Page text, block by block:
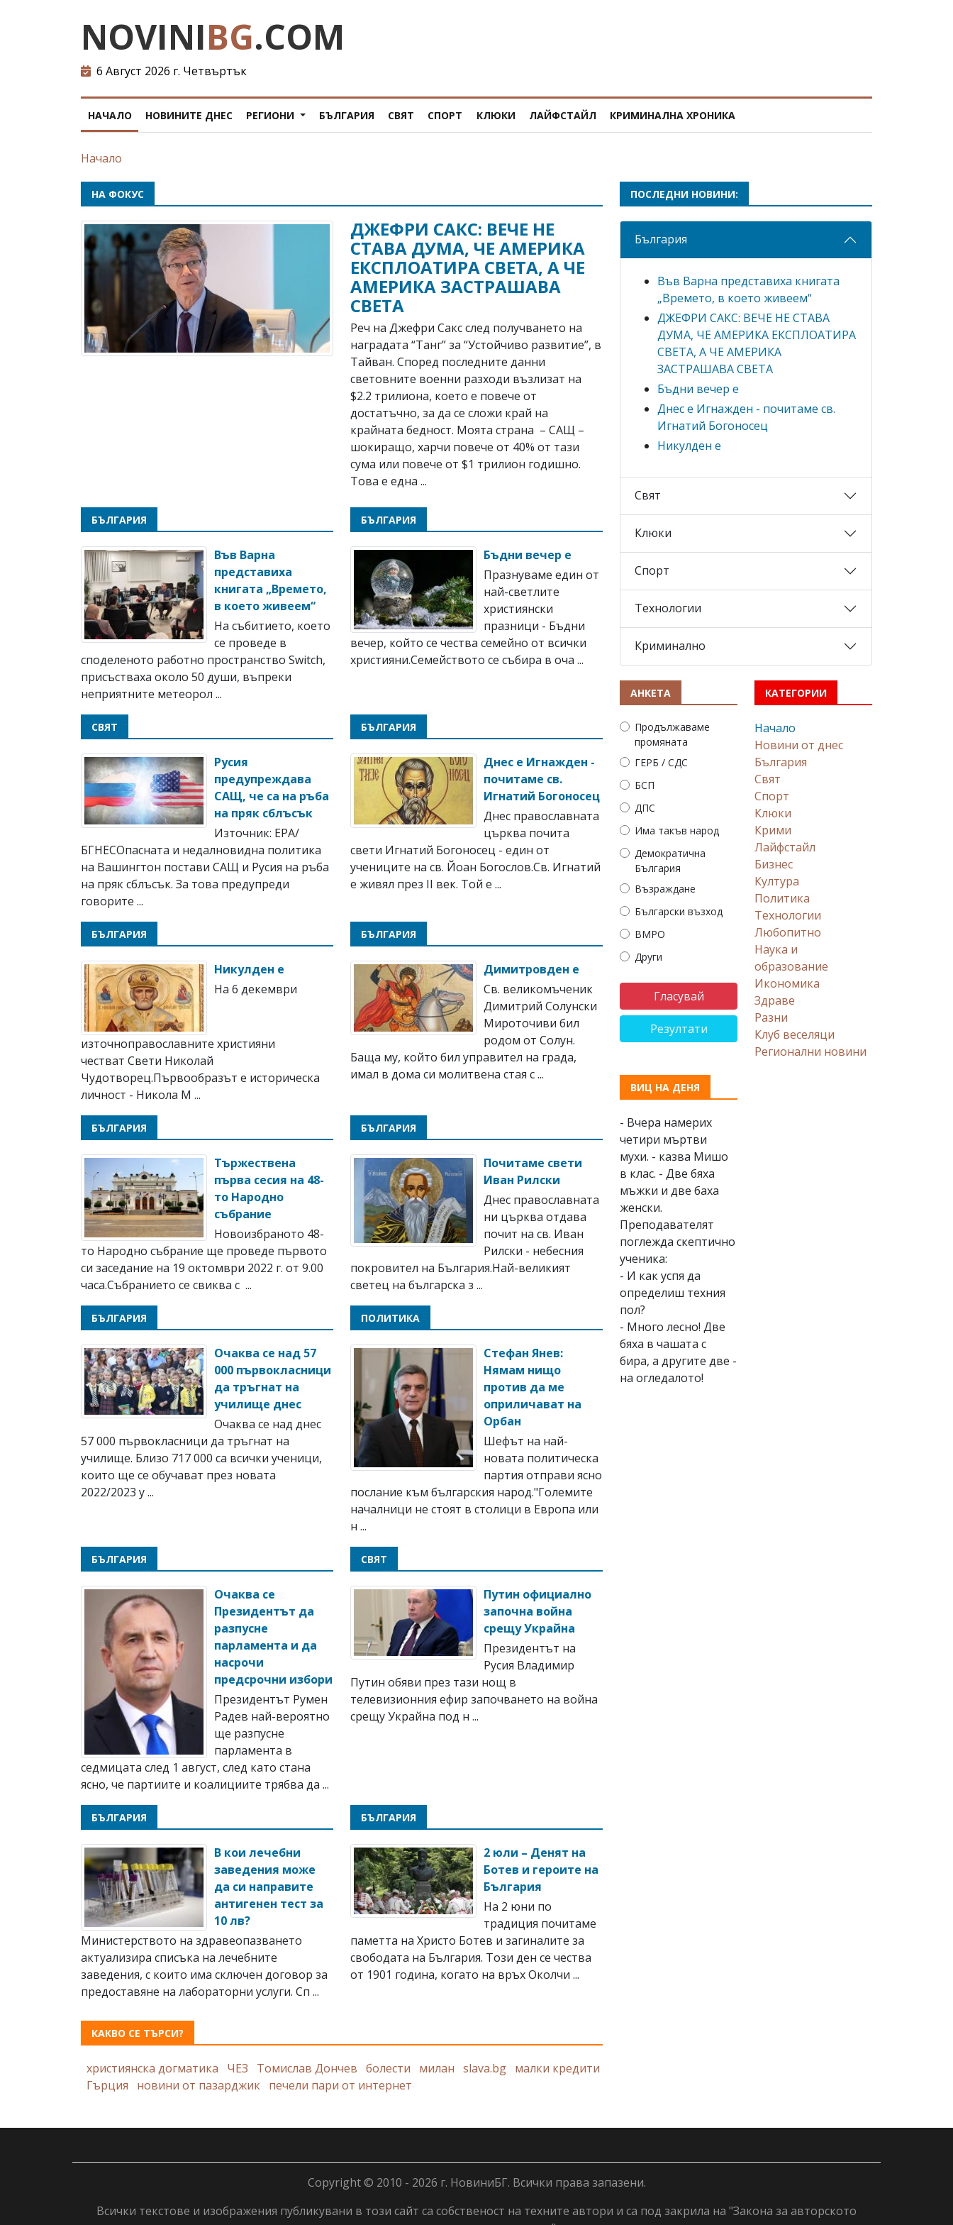
NOVINIBG.COM
6 Август 2026 г. Четвъртък
НАЧАЛО НОВИНИТЕ ДНЕС РЕГИОНИ БЪЛГАРИЯ СВЯТ СПОРТ КЛЮКИ ЛАЙФСТАЙЛ КРИМИНАЛНА ХРОНИКА
Начало
НА ФОКУС
ДЖЕФРИ САКС: ВЕЧЕ НЕ
СТАВА ДУМА, ЧЕ АМЕРИКА
ЕКСПЛОАТИРА СВЕТА, А ЧЕ
АМЕРИКА ЗАСТРАШАВА
СВЕТА
Реч на Джефри Сакс след получването на
наградата “Танг” за “Устойчиво развитие”, в
Тайван. Според последните данни
световните военни разходи възлизат на
$2.2 трилиона, което е повече от
достатъчно, за да се сложи край на
крайната бедност. Моята страна – САЩ –
шокиращо, харчи повече от 40% от тази
сума или повече от $1 трилион годишно.
Това е една ...
БЪЛГАРИЯ
Във Варна
представиха
книгата „Времето,
в което живеем“
На събитието, което
се проведе в
споделеното работно пространство Switch,
присъстваха около 50 души, въпреки
неприятните метеорол ...
БЪЛГАРИЯ
Бъдни вечер е
Празнуваме един от
най-светлите
християнски
празници - Бъдни
вечер, който се чества семейно от всички
християни.Семейството се събира в оча ...
СВЯТ
Русия
предупреждава
САЩ, че са на ръба
на пряк сблъсък
Източник: EPA/
БГНЕСОпасната и недалновидна политика
на Вашингтон постави САЩ и Русия на ръба
на пряк сблъсък. За това предупреди
говорите ...
БЪЛГАРИЯ
Днес е Игнажден -
почитаме св.
Игнатий Богоносец
Днес православната
църква почита
свети Игнатий Богоносец - един от
учениците на св. Йоан Богослов.Св. Игнатий
е живял през ІІ век. Той е ...
БЪЛГАРИЯ
Никулден е
На 6 декември
източноправославните християни
честват Свeти Николай
Чудотворец.Първообразът е историческа
личност - Никола М ...
БЪЛГАРИЯ
Димитровден е
Св. великомъченик
Димитрий Солунски
Мироточиви бил
родом от Солун.
Баща му, който бил управител на града,
имал в дома си молитвена стая с ...
БЪЛГАРИЯ
Тържествена
първа сесия на 48-
то Народно
събрание
Новоизбраното 48-
то Народно събрание ще проведе първото
си заседание на 19 октомври 2022 г. от 9.00
часа.Събранието се свиква с ...
БЪЛГАРИЯ
Почитаме свети
Иван Рилски
Днес православната
ни църква отдава
почит на св. Иван
Рилски - небесния
покровител на България.Най-великият
светец на българска з ...
БЪЛГАРИЯ
Очаква се над 57
000 първокласници
да тръгнат на
училище днес
Очаква се над днес
57 000 първокласници да тръгнат на
училище. Близо 717 000 са всички ученици,
които ще се обучават през новата
2022/2023 у ...
ПОЛИТИКА
Стефан Янев:
Нямам нищо
против да ме
оприличават на
Орбан
Шефът на най-
новата политическа
партия отправи ясно
послание към българския народ."Големите
началници не стоят в столици в Европа или
н ...
БЪЛГАРИЯ
Очаква се
Президентът да
разпусне
парламента и да
насрочи
предсрочни избори
Президентът Румен
Радев най-вероятно
ще разпусне
парламента в
седмицата след 1 август, след като стана
ясно, че партиите и коалициите трябва да ...
СВЯТ
Путин официално
започна война
срещу Украйна
Президентът на
Русия Владимир
Путин обяви през тази нощ в
телевизионния ефир започването на война
срещу Украйна под н ...
БЪЛГАРИЯ
В кои лечебни
заведения може
да си направите
антигенен тест за
10 лв?
Министерството на здравеопазването
актуализира списъка на лечебните
заведения, с които има сключен договор за
предоставяне на лабораторни услуги. Сп ...
БЪЛГАРИЯ
2 юли – Денят на
Ботев и героите на
България
На 2 юни по
традиция почитаме
паметта на Христо Ботев и загиналите за
свободата на България. Този ден се чества
от 1901 година, когато на връх Околчи ...
КАКВО СЕ ТЪРСИ?
християнска догматика ЧЕЗ Томислав Дончев болести милан slava.bg малки кредити
Гърция
новини от пазарджик печели пари от интернет
ПОСЛЕДНИ НОВИНИ:
България
Във Варна представиха книгата
„Времето, в което живеем“
ДЖЕФРИ САКС: ВЕЧЕ НЕ СТАВА
ДУМА, ЧЕ АМЕРИКА ЕКСПЛОАТИРА
СВЕТА, А ЧЕ АМЕРИКА
ЗАСТРАШАВА СВЕТА
Бъдни вечер е
Днес е Игнажден - почитаме св.
Игнатий Богоносец
Никулден е
Свят
Клюки
Спорт
Технологии
Криминално
АНКЕТА
Продължаваме
промяната
ГЕРБ / СДС
БСП
ДПС
Има такъв народ
Демократична
България
Възраждане
Български възход
ВМРО
Други
Резултати
КАТЕГОРИИ
Начало
Новини от днес
България
Свят
Спорт
Клюки
Крими
Лайфстайл
Бизнес
Култура
Политика
Технологии
Любопитно
Наука и
образование
Икономика
Здраве
Разни
Клуб веселяци
Регионални новини
ВИЦ НА ДЕНЯ
- Вчера намерих
четири мъртви
мухи. - казва Мишо
в клас. - Две бяха
мъжки и две баха
женски.
Преподавателят
поглежда скептично
ученика:
- И как успя да
определиш техния
пол?
- Много лесно! Две
бяха в чашата с
бира, а другите две -
на огледалото!
Copyright © 2010 - 2026 г. НовиниБГ. Всички права запазени.
Всички текстове и изображения публикувани в този сайт са собственост на техните автори и са под закрила на "Закона за авторското